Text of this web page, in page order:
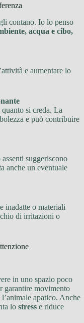
contano. Io lo penso
acqua e cibo,
e aumentare lo
si creda. La
e può contribuire
suggeriscono
anche un eventuale
inadatte o materiali
di irritazioni o
in uno spazio poco
garantire movimento
apatico. Anche
lo stress e riduce